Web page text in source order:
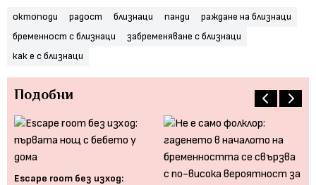
октоподи радост близнаци панди
раждане на близнаци
бременност с близнаци
забременяване с близнаци
как е с близнаци
Подобни
Еscape room без изход: